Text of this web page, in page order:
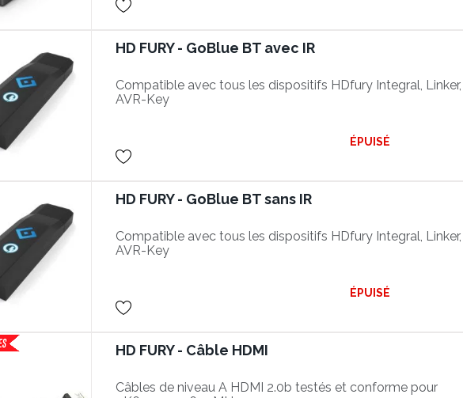
HD FURY - GoBlue BT avec IR
Compatible avec tous les dispositifs HDfury Integral, Linker,
AVR-Key
ÉPUISÉ
HD FURY - GoBlue BT sans IR
Compatible avec tous les dispositifs HDfury Integral, Linker,
AVR-Key
ÉPUISÉ
HD FURY - Câble HDMI
Câbles de niveau A HDMI 2.0b testés et conforme pour